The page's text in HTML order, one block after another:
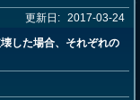
更新日: 2017-03-24
した場合、それぞれの